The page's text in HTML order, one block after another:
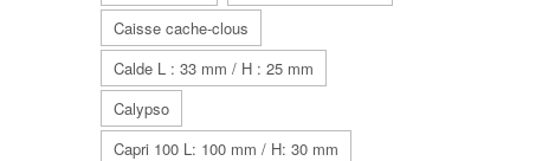
Caisse cache-clous
Calde L : 33 mm / H : 25 mm
Calypso
Capri 100 L: 100 mm / H: 30 mm